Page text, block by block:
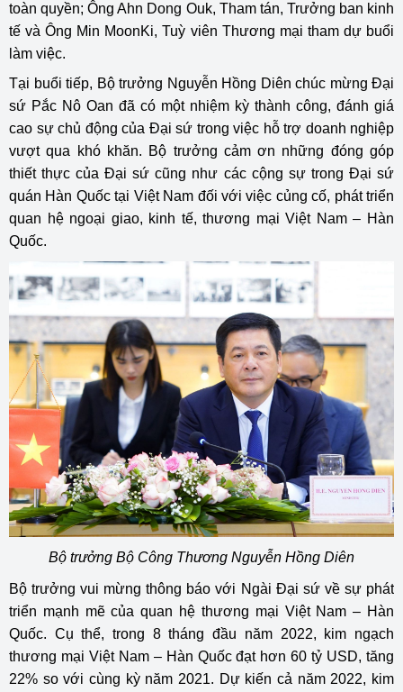
toàn quyền; Ông Ahn Dong Ouk, Tham tán, Trưởng ban kinh
tế và Ông Min MoonKi, Tuỳ viên Thương mại tham dự buổi
làm việc.
Tại buổi tiếp, Bộ trưởng Nguyễn Hồng Diên chúc mừng Đại
sứ Pắc Nô Oan đã có một nhiệm kỳ thành công, đánh giá
cao sự chủ động của Đại sứ trong việc hỗ trợ doanh nghiệp
vượt qua khó khăn. Bộ trưởng cảm ơn những đóng góp
thiết thực của Đại sứ cũng như các cộng sự trong Đại sứ
quán Hàn Quốc tại Việt Nam đối với việc củng cố, phát triển
quan hệ ngoại giao, kinh tế, thương mại Việt Nam – Hàn
Quốc.
Bộ trưởng Bộ Công Thương Nguyễn Hồng Diên
Bộ trưởng vui mừng thông báo với Ngài Đại sứ về sự phát
triển mạnh mẽ của quan hệ thương mại Việt Nam – Hàn
Quốc. Cụ thể, trong 8 tháng đầu năm 2022, kim ngạch
thương mại Việt Nam – Hàn Quốc đạt hơn 60 tỷ USD, tăng
22% so với cùng kỳ năm 2021. Dự kiến cả năm 2022, kim